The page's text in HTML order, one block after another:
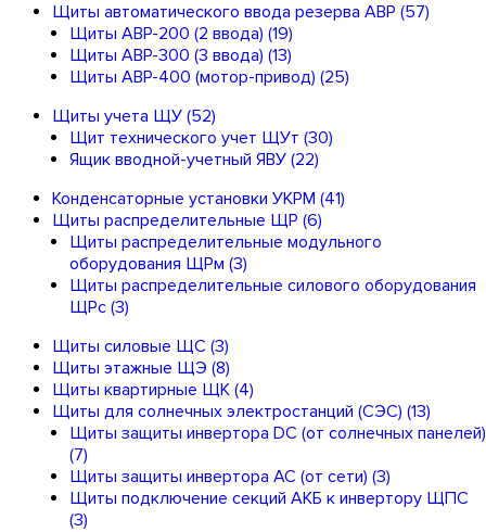
Щиты автоматического ввода резерва АВР (57)
Щиты АВР-200 (2 ввода) (19)
Щиты АВР-300 (3 ввода) (13)
Щиты АВР-400 (мотор-привод) (25)
Щиты учета ЩУ (52)
Щит технического учет ЩУт (30)
Ящик вводной-учетный ЯВУ (22)
Конденсаторные установки УКРМ (41)
Щиты распределительные ЩР (6)
Щиты распределительные модульного
оборудования ЩРм (3)
Щиты распределительные силового оборудования
ЩРс (3)
Щиты силовые ЩС (3)
Щиты этажные ЩЭ (8)
Щиты квартирные ЩК (4)
Щиты для солнечных электростанций (СЭС) (13)
Щиты защиты инвертора DC (от солнечных панелей)
(7)
Щиты защиты инвертора AC (от сети) (3)
Щиты подключение секций АКБ к инвертору ЩПС
(3)